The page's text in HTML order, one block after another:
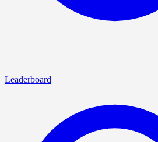
Leaderboard